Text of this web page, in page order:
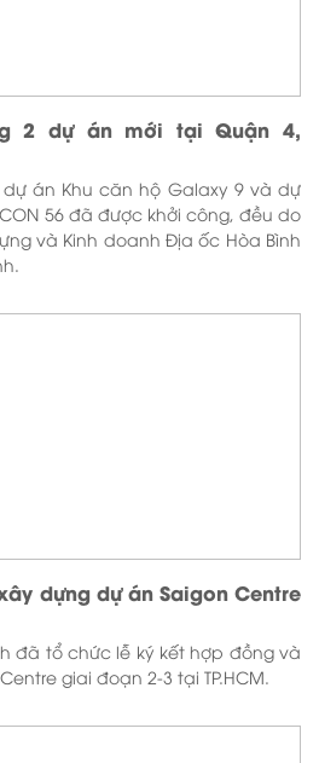
2 dự án mới tại Quận 4,
dự án Khu căn hộ Galaxy 9 và dự
56 đã được khởi công, đều do
và Kinh doanh Địa ốc Hòa Bình
dựng dự án Saigon Centre
đã tổ chức lễ ký kết hợp đồng và
giai đoạn 2-3 tại TP.HCM.